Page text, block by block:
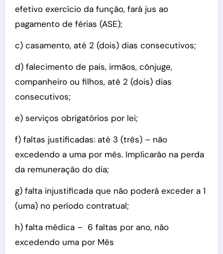
efetivo exercício da função, fará jus ao
pagamento de férias (ASE);
c) casamento, até 2 (dois) dias consecutivos;
d) falecimento de pais, irmãos, cônjuge,
companheiro ou filhos, até 2 (dois) dias
consecutivos;
e) serviços obrigatórios por lei;
f) faltas justificadas: até 3 (três) – não
excedendo a uma por mês. Implicarão na perda
da remuneração do dia;
g) falta injustificada que não poderá exceder a 1
(uma) no período contratual;
h) falta médica – 6 faltas por ano, não
excedendo uma por Mês